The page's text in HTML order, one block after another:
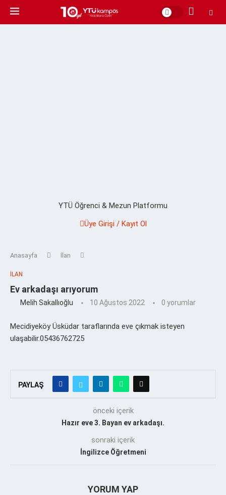
YTÜ Öğrenci & Mezun Platformu
Üye Girişi / Kayıt Ol
Anasayfa İlan
İLAN
Ev arkadaşı arıyorum
Melih Sakallıoğlu 10 Ağustos 2022 0 yorumlar
Mecidiyeköy Üsküdar taraflarında eve çıkmak isteyen
ulaşabilir.05436762725
PAYLAŞ
önceki içerik
Hazır eve 3. Bayan ev arkadaşı.
sonraki içerik
İngilizce Öğretmeni
YORUM YAP